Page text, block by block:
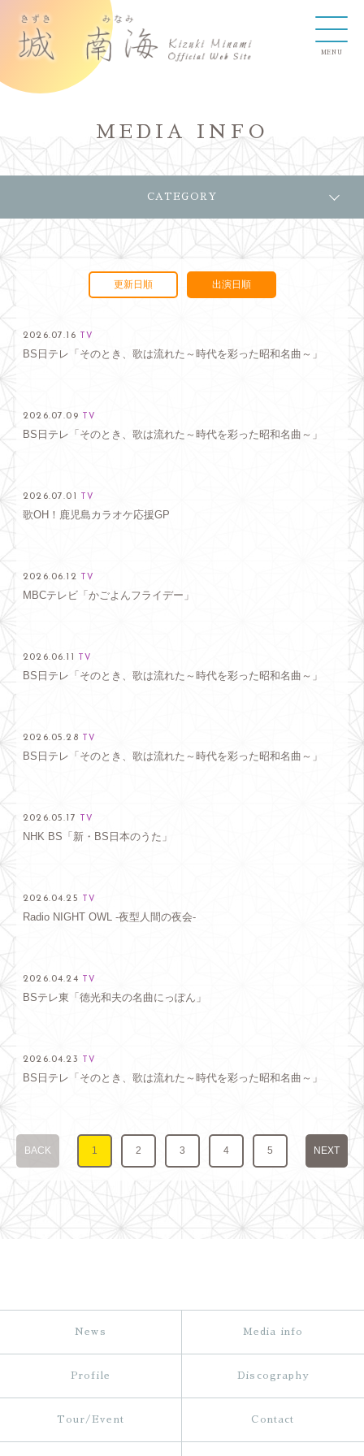
MEDIA INFO
CATEGORY
更新日順 出演日順
2026.07.16 TV
BS日テレ「そのとき、歌は流れた～時代を彩った昭和名曲～」
2026.07.09 TV
BS日テレ「そのとき、歌は流れた～時代を彩った昭和名曲～」
2026.07.01 TV
歌OH！鹿児島カラオケ応援GP
2026.06.12 TV
MBCテレビ「かごよんフライデー」
2026.06.11 TV
BS日テレ「そのとき、歌は流れた～時代を彩った昭和名曲～」
2026.05.28 TV
BS日テレ「そのとき、歌は流れた～時代を彩った昭和名曲～」
2026.05.17 TV
NHK BS「新・BS日本のうた」
2026.04.25 TV
Radio NIGHT OWL -夜型人間の夜会-
2026.04.24 TV
BSテレ東「徳光和夫の名曲にっぽん」
2026.04.23 TV
BS日テレ「そのとき、歌は流れた～時代を彩った昭和名曲～」
BACK NEXT
1 2 3 4 5
News Media info
Profile Discography
Tour/Event Contact